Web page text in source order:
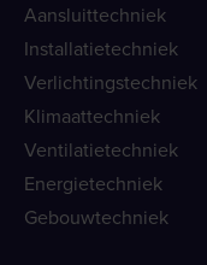
Aansluittechniek
Installatietechniek
Verlichtingstechniek
Klimaattechniek
Ventilatietechniek
Energietechniek
Gebouwtechniek